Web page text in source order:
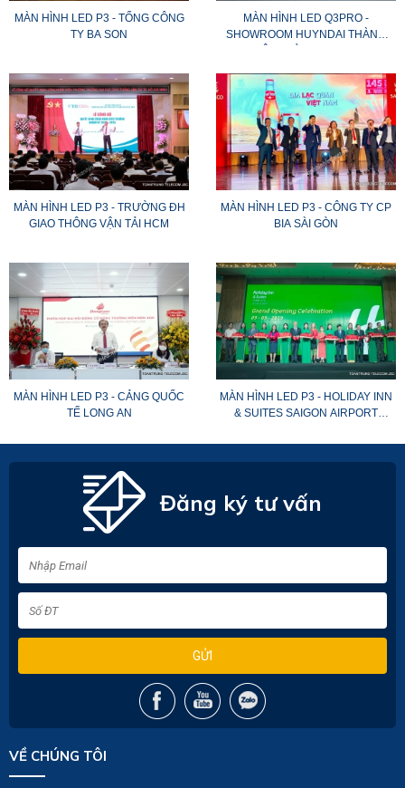
MÀN HÌNH LED P3 - TỔNG CÔNG
TY BA SON
MÀN HÌNH LED Q3PRO -
SHOWROOM HUYNDAI THÀNH
MÀN HÌNH LED P3 - TRƯỜNG ĐH
GIAO THÔNG VẬN TẢI HCM
MÀN HÌNH LED P3 - CÔNG TY CP
BIA SÀI GÒN
MÀN HÌNH LED P3 - CẢNG QUỐC
TẾ LONG AN
MÀN HÌNH LED P3 - HOLIDAY INN
& SUITES SAIGON AIRPORT
Đăng ký tư vấn
GỬI
VỀ CHÚNG TÔI